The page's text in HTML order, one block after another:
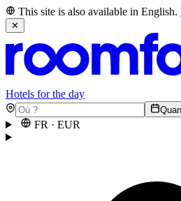
This site is also available in English.
✕
Hotels for the day
FR · EUR